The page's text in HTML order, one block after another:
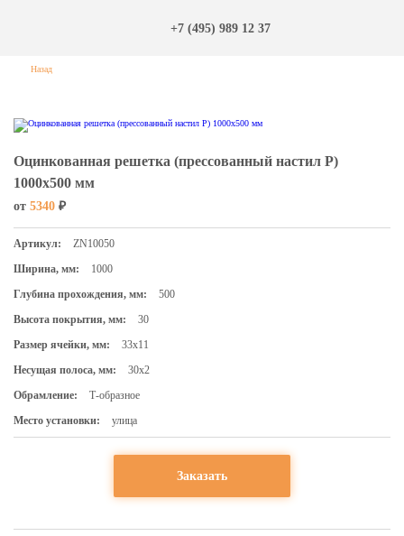
+7 (495) 989 12 37
Назад
Оцинкованная решетка (прессованный настил Р)
1000х500 мм
от 5340 ₽
Артикул:
ZN10050
Ширина, мм:
1000
Глубина прохождения, мм:
500
Высота покрытия, мм:
30
Размер ячейки, мм:
33х11
Несущая полоса, мм:
30х2
Обрамление:
Т-образное
Место установки:
улица
Заказать